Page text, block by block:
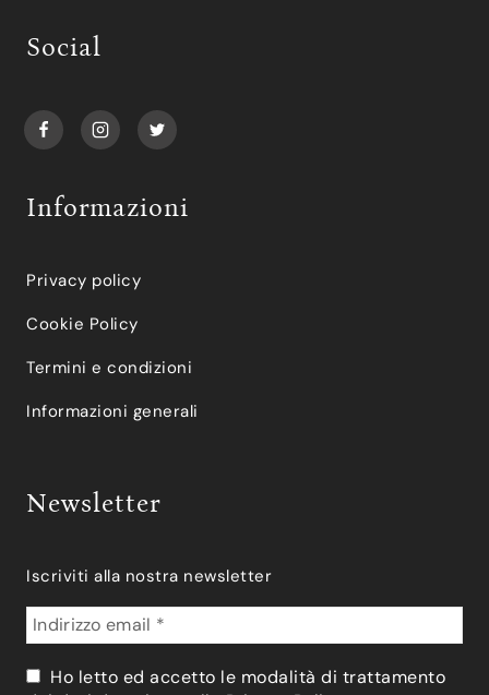
Social
Informazioni
Privacy policy
Cookie Policy
Termini e condizioni
Informazioni generali
Newsletter
Iscriviti alla nostra newsletter
Ho letto ed accetto le modalità di trattamento